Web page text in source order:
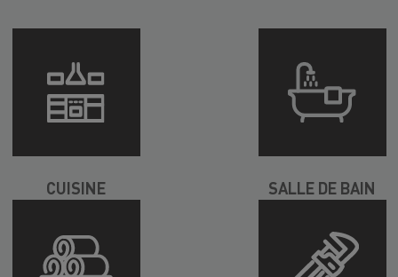
CUISINE SALLE DE BAIN